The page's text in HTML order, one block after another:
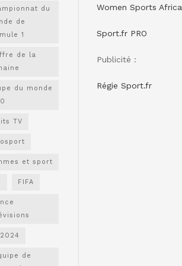
du
de
1
de la
du monde
TV
et sport
FIFA
de
Women Sports Africa
Sport.fr PRO
Publicité :
Régie Sport.fr